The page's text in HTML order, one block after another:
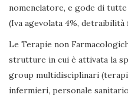
nomenclatore, e gode di
(Iva agevolata 4%, detraibilità
Le Terapie non
strutture in cui è attivata la
group multidisciplinari
infermieri, personale